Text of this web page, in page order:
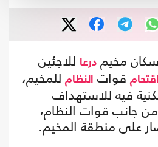
مخيم درعا للاجئين
اقتحام قوات النظام للمخيم،
فيه للاستهداف
من جانب قوات النظام،
على منطقة المخيم.